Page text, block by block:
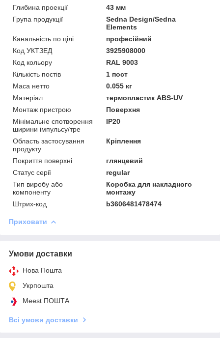
Глибина проекції
43 мм
Група продукції
Sedna Design/Sedna
Elements
Канальність по цілі
професійний
Код УКТЗЕД
3925908000
Код кольору
RAL 9003
Кількість постів
1 пост
Маса нетто
0.055 кг
Матеріал
термопластик ABS-UV
Монтаж пристрою
Поверхня
Мінімальне спотворення
ширини імпульсу/тре
IP20
Область застосування
продукту
Кріплення
Покриття поверхні
глянцевий
Статус серії
regular
Тип виробу або
компоненту
Коробка для накладного
монтажу
Штрих-код
b3606481478474
Приховати
Умови доставки
Нова Пошта
Укрпошта
Meest ПОШТА
Всі умови доставки